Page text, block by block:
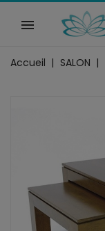
Accueil SALON